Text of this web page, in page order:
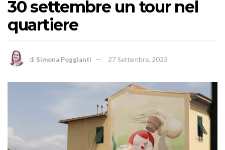
30 settembre un tour nel
quartiere
di Simona Poggianti 27 Settembre, 2023